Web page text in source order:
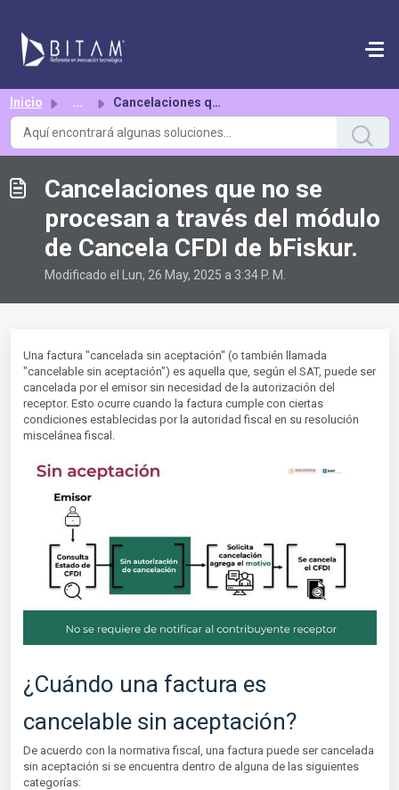
Inicio ... Cancelaciones que no se procesan a través del módulo de C...
Cancelaciones que no se
procesan a través del módulo
de Cancela CFDI de bFiskur.
Modificado el Lun, 26 May, 2025 a 3:34 P. M.
Una factura "cancelada sin aceptación" (o también llamada
"cancelable sin aceptación") es aquella que, según el SAT, puede ser
cancelada por el emisor sin necesidad de la autorización del
receptor. Esto ocurre cuando la factura cumple con ciertas
condiciones establecidas por la autoridad fiscal en su resolución
miscelánea fiscal.
¿Cuándo una factura es
cancelable sin aceptación?
De acuerdo con la normativa fiscal, una factura puede ser cancelada
sin aceptación si se encuentra dentro de alguna de las siguientes
categorías: